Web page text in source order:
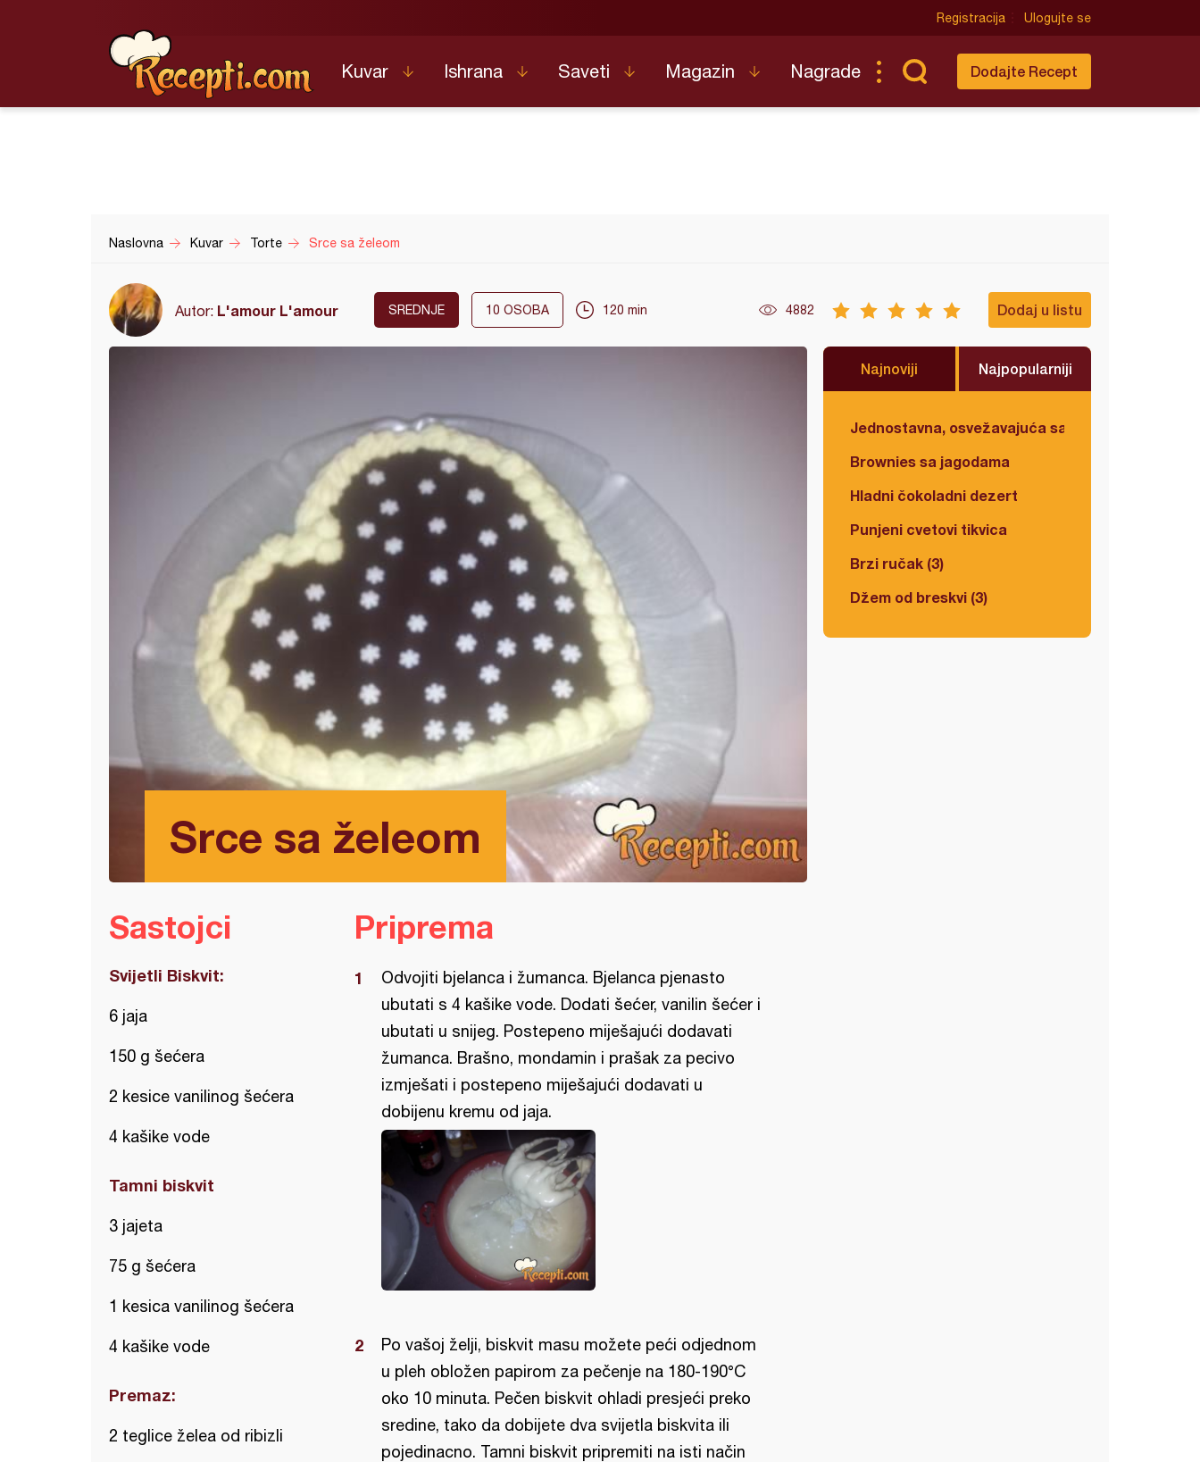
Registracija Ulogujte se
Kuvar Ishrana Saveti Magazin Nagrade Dodajte Recept
Naslovna Kuvar Torte Srce sa želeom
Autor: L'amour L'amour SREDNJE 10 OSOBA 120 min 4882 Dodaj u listu
Srce sa želeom
Najnoviji Najpopularniji
Jednostavna, osvežavajuća salata
Brownies sa jagodama
Hladni čokoladni dezert
Punjeni cvetovi tikvica
Brzi ručak (3)
Džem od breskvi (3)
Sastojci
Svijetli Biskvit:
6 jaja
150 g šećera
2 kesice vanilinog šećera
4 kašike vode
Tamni biskvit
3 jajeta
75 g šećera
1 kesica vanilinog šećera
4 kašike vode
Premaz:
2 teglice želea od ribizli
Priprema
Odvojiti bjelanca i žumanca. Bjelanca pjenasto
ubutati s 4 kašike vode. Dodati šećer, vanilin šećer i
ubutati u snijeg. Postepeno miješajući dodavati
žumanca. Brašno, mondamin i prašak za pecivo
izmješati i postepeno miješajući dodavati u
dobijenu kremu od jaja.
Po vašoj želji, biskvit masu možete peći odjednom
u pleh obložen papirom za pečenje na 180-190°C
oko 10 minuta. Pečen biskvit ohladi presjeći preko
sredine, tako da dobijete dva svijetla biskvita ili
pojedinacno. Tamni biskvit pripremiti na isti način